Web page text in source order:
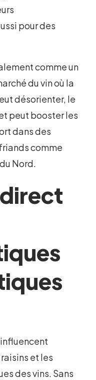
pour des
comme un
du vin où la
désorienter, le
peut booster les
dans des
comme
Nord.
et les
des vins. Sans